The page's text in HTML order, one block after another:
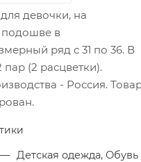
девочки, на
в
ряд с 31 по 36. В
пар (2 расцветки).
- Россия.
— Детская одежда, Обувь